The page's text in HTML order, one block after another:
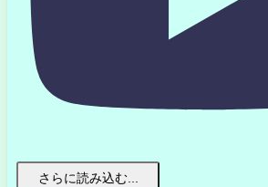
さらに読み込む...